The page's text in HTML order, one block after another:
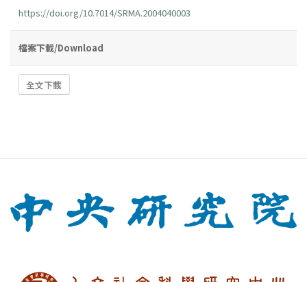
https://doi.org/10.7014/SRMA.2004040003
檔案下載/Download
全文下載